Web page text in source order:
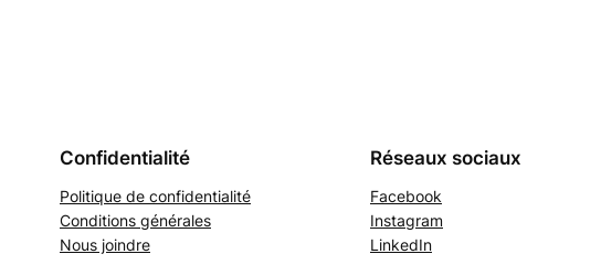
Confidentialité
Politique de confidentialité
Conditions générales
Nous joindre
Réseaux sociaux
Facebook
Instagram
LinkedIn